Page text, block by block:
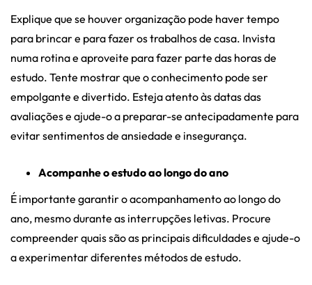
Explique que se houver organização pode haver tempo
para brincar e para fazer os trabalhos de casa. Invista
numa rotina e aproveite para fazer parte das horas de
estudo. Tente mostrar que o conhecimento pode ser
empolgante e divertido. Esteja atento às datas das
avaliações e ajude-o a preparar-se antecipadamente para
evitar sentimentos de ansiedade e insegurança.
Acompanhe o estudo ao longo do ano
É importante garantir o acompanhamento ao longo do
ano, mesmo durante as interrupções letivas. Procure
compreender quais são as principais dificuldades e ajude-o
a experimentar diferentes métodos de estudo.